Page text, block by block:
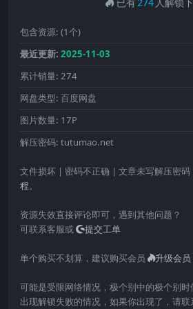
包含资源: (1个)
最近更新: 2025-11-03
累计销量: 274
网盘类型: 百度网盘
图片数量: 17P
解压密码: tutumao.net
文件损坏 | 密码不正确 | 文章未写解压密码
程。
资源失效直接评论即可，遇到其他问题？
可联系客服或
提交工单
单个购买不划算，建议购买会员 升级会员
可能是受限网络情况，极个别中的极个别
出现解锁失败的情况，如果你出现了，请